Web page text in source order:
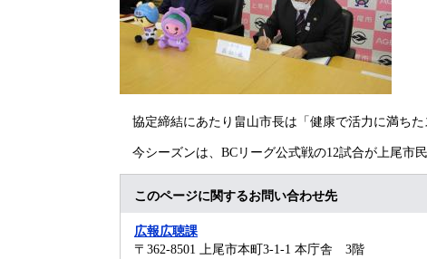
協定締結にあたり畠山市長は「健康で活力に満ち
今シーズンは、BCリーグ公式戦の12試合が上尾市
このページに関するお問い合わせ先
広報広聴課
〒362-8501
上尾市本町3-1-1 本庁舎 3階